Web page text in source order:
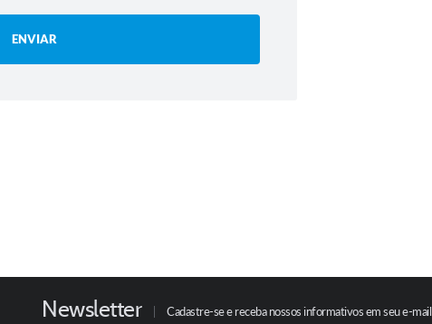
ENVIAR
Newsletter Cadastre-se e receba nossos informativos em seu e-mail